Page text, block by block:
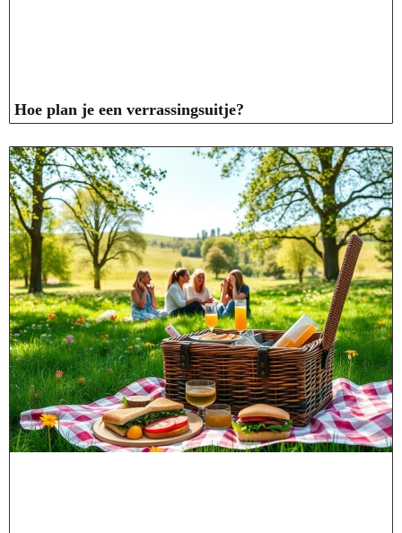
Hoe plan je een verrassingsuitje?